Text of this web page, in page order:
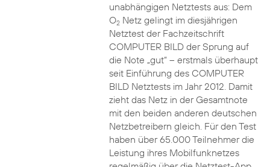
unabhängigen Netztests aus: Dem
O2Netz gelingt im diesjährigen
Netztest der Fachzeitschrift
COMPUTER BILD der Sprung auf
die Note „gut“ – erstmals überhaupt
seit Einführung des COMPUTER
BILD Netztests im Jahr 2012. Damit
zieht das Netz in der Gesamtnote
mit den beiden anderen deutschen
Netzbetreibern gleich. Für den Test
haben über 65.000 Teilnehmer die
Leistung ihres Mobilfunknetzes